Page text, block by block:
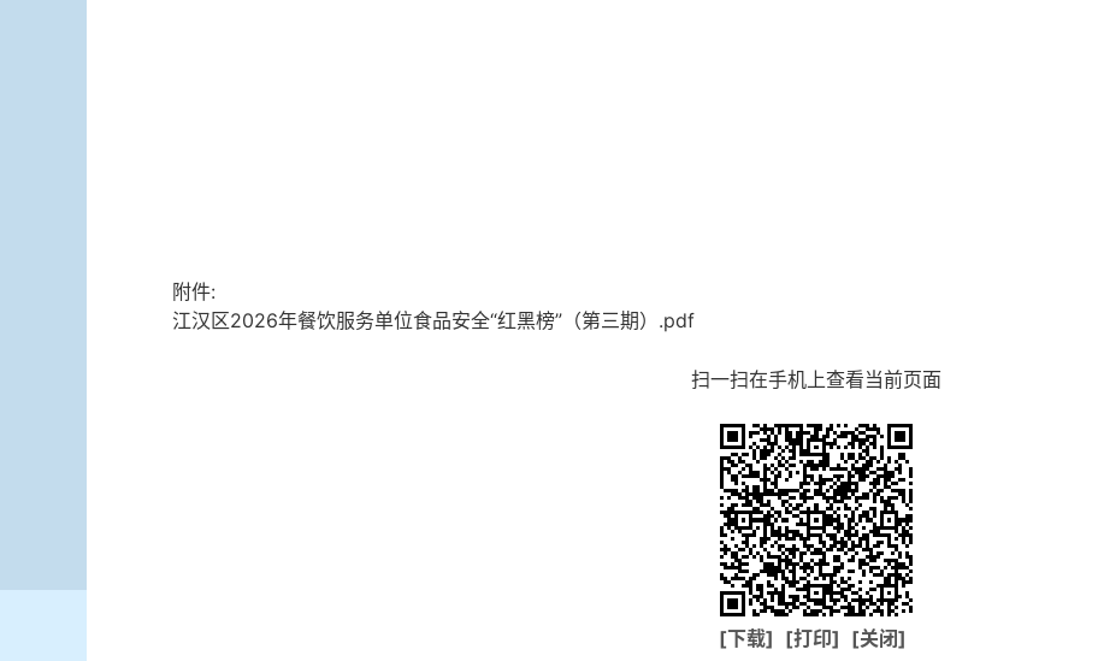
附件:
江汉区2026年餐饮服务单位食品安全“红黑榜”（第三期）.pdf
扫一扫在手机上查看当前页面
[下载] [打印] [关闭]